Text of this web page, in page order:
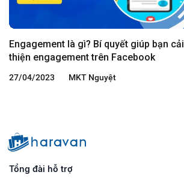
Engagement là gì? Bí quyết giúp bạn cải
thiện engagement trên Facebook
27/04/2023 MKT Nguyệt
Tổng đài hỗ trợ